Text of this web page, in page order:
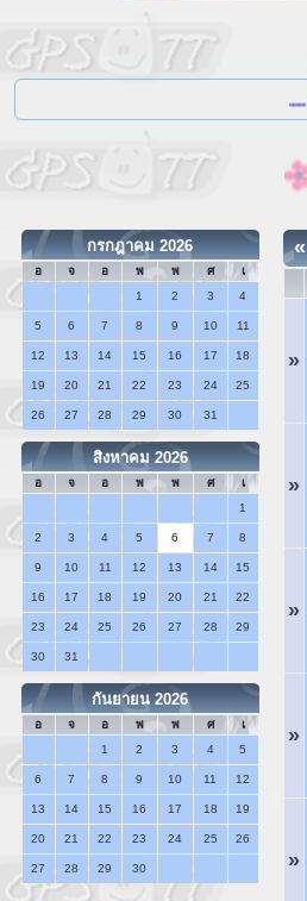
....::::
กรกฎาคม 2026
อ จ อ พ พ ศ
เ
1
2 3 4
5 6 7 8 9 10 11
12 13 14 15 16 17 18
19 20 21 22 23 24 25
26 27 28 29 30 31
สิงหาคม 2026
อ จ อ พ พ ศ
เ
1
2 3 4 5 6 7 8
9 10 11 12 13 14 15
16 17 18 19 20 21 22
23 24 25 26 27 28 29
30 31
กันยายน 2026
อ จ อ พ พ ศ
เ
1
2 3 4 5
6 7 8 9 10 11 12
13 14 15 16 17 18 19
20 21 22 23 24 25 26
27 28 29 30
«
»
»
»
»
»